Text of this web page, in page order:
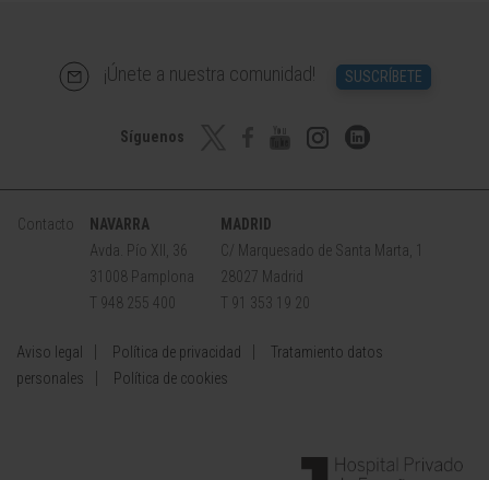
¡Únete a nuestra comunidad! SUSCRÍBETE
Síguenos
Contacto
NAVARRA
Avda. Pío XII, 36
31008 Pamplona
T 948 255 400
MADRID
C/ Marquesado de Santa Marta, 1
28027 Madrid
T 91 353 19 20
Aviso legal Política de privacidad
Tratamiento datos
personales
Política de cookies